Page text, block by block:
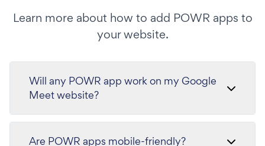
Learn more about how to add POWR apps to
your website.
Will any POWR app work on my Google
Meet website?
Are POWR apps mobile-friendly?